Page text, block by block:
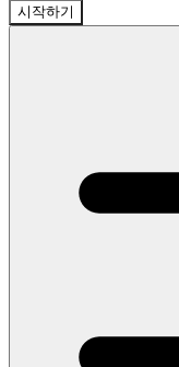
시작하기